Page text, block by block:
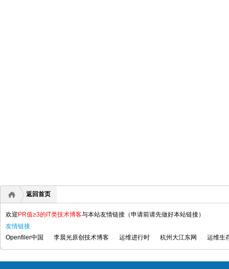
返回首页
欢迎 PR值≥3的IT类技术博客与本站友情链接（申请前请先做好本站链接）
友情链接
Openfiler中国
李晨光原创技术博客 运维进行时 杭州大江东网 运维生